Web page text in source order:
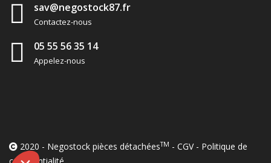
sav@negostock87.fr
Contactez-nous
05 55 56 35 14
Appelez-nous
2020 - Negostock pièces détachéesTM - CGV- Politique de